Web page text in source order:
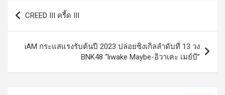
Post
navigation
CREED III ครี้ด III
iAM กระแสแรงรับต้นปี 2023 ปล่อยซิงเกิลลำดับที่ 13 วง
BNK48 “liwake Maybe-อิวาเคะ เมย์บี”